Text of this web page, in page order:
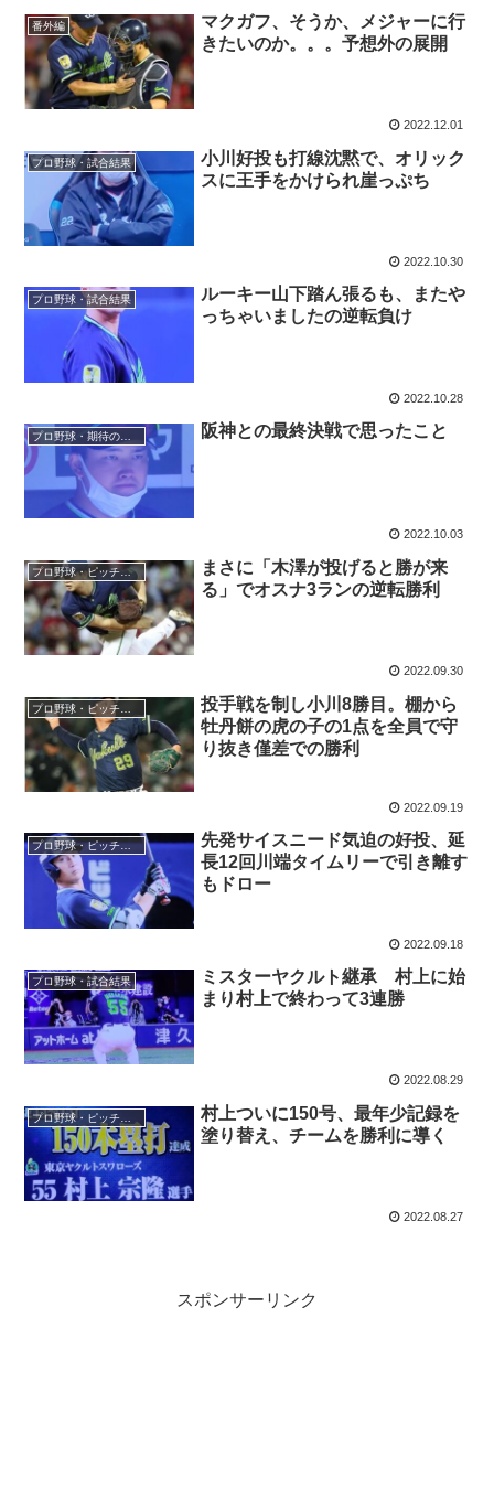
番外編
マクガフ、そうか、メジャーに行
きたいのか。。。予想外の展開
2022.12.01
プロ野球・試合結果
小川好投も打線沈黙で、オリック
スに王手をかけられ崖っぷち
2022.10.30
プロ野球・試合結果
ルーキー山下踏ん張るも、またや
っちゃいましたの逆転負け
2022.10.28
プロ野球・期待の選手 阪神との最終決戦で思ったこと
2022.10.03
プロ野球・ピッチャー
まさに「木澤が投げると勝が来
る」でオスナ3ランの逆転勝利
2022.09.30
プロ野球・ピッチャー
投手戦を制し小川8勝目。棚から
牡丹餅の虎の子の1点を全員で守
り抜き僅差での勝利
2022.09.19
プロ野球・ピッチャー
先発サイスニード気迫の好投、延
長12回川端タイムリーで引き離す
もドロー
2022.09.18
プロ野球・試合結果
ミスターヤクルト継承 村上に始
まり村上で終わって3連勝
2022.08.29
プロ野球・ピッチャー
村上ついに150号、最年少記録を
塗り替え、チームを勝利に導く
2022.08.27
スポンサーリンク